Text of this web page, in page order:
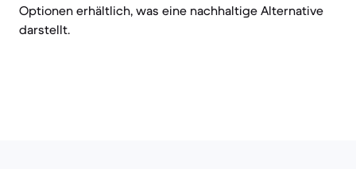
Optionen erhältlich, was eine nachhaltige Alternative
darstellt.